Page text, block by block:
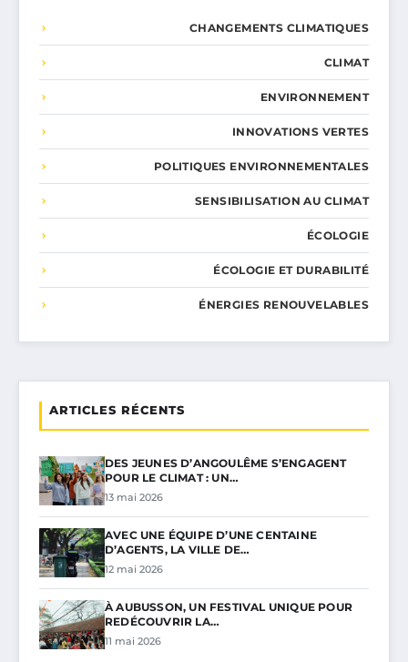
CHANGEMENTS CLIMATIQUES
CLIMAT
ENVIRONNEMENT
INNOVATIONS VERTES
POLITIQUES ENVIRONNEMENTALES
SENSIBILISATION AU CLIMAT
ÉCOLOGIE
ÉCOLOGIE ET DURABILITÉ
ÉNERGIES RENOUVELABLES
ARTICLES RÉCENTS
DES JEUNES D’ANGOULÊME S’ENGAGENT
POUR LE CLIMAT : UN…
13 mai 2026
AVEC UNE ÉQUIPE D’UNE CENTAINE
D’AGENTS, LA VILLE DE…
12 mai 2026
À AUBUSSON, UN FESTIVAL UNIQUE POUR
REDÉCOUVRIR LA…
11 mai 2026